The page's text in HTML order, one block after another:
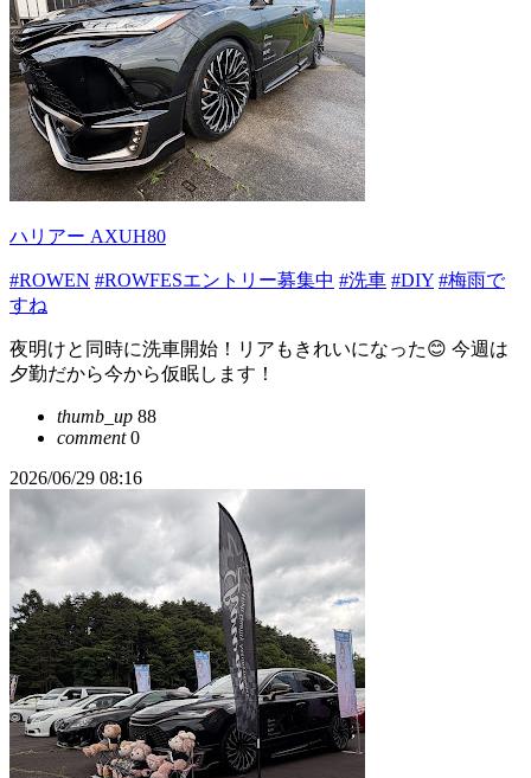
ハリアー AXUH80
#ROWEN #ROWFESエントリー募集中 #洗車 #DIY #梅雨で
すね
夜明けと同時に洗車開始！リアもきれいになった😊 今週は
夕勤だから今から仮眠します！
thumb_up 88
comment0
2026/06/29 08:16